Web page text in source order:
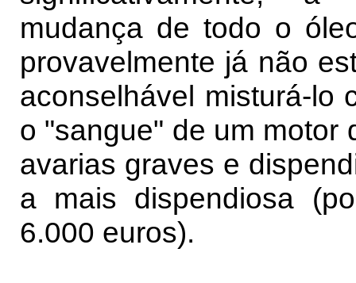
mudança de todo o
provavelmente já não
aconselhável misturá-lo
o "sangue" de um motor
avarias graves e
a mais dispendiosa
6.000 euros).